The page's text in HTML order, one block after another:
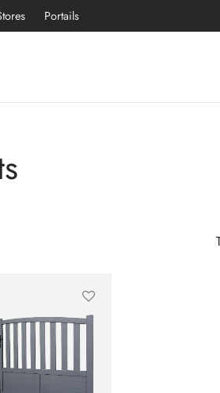
Portails